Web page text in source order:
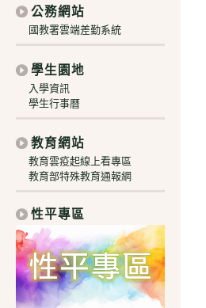
公務網站
國教署雲端差勤系統
學生園地
入學資訊
學生行事曆
教育網站
教育雲疫起線上看專區
教育部特殊教育通報網
性平專區